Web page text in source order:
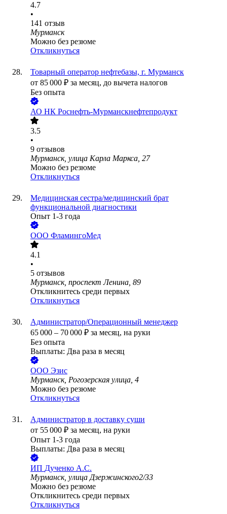
4.7
•
141 отзыв
Мурманск
Можно без резюме
Откликнуться
Товарный оператор нефтебазы, г. Мурманск
от 85 000 ₽ за месяц, до вычета налогов
Без опыта
АО НК Роснефть-Мурманскнефтепродукт
3.5
•
9 отзывов
Мурманск, улица Карла Маркса, 27
Можно без резюме
Откликнуться
Медицинская сестра/медицинский брат
функциональной диагностики
Опыт 1-3 года
ООО ФламингоМед
4.1
•
5 отзывов
Мурманск, проспект Ленина, 89
Откликнитесь среди первых
Откликнуться
Администратор/Операционный менеджер
65 000 – 70 000 ₽ за месяц, на руки
Без опыта
Выплаты: Два раза в месяц
ООО Эзис
Мурманск, Рогозерская улица, 4
Можно без резюме
Откликнуться
Администратор в доставку суши
от 55 000 ₽ за месяц, на руки
Опыт 1-3 года
Выплаты: Два раза в месяц
ИП Дученко А.С.
Мурманск, улица Дзержинского2/33
Можно без резюме
Откликнитесь среди первых
Откликнуться